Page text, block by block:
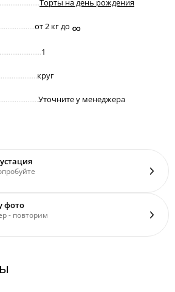
от 2 кг до ∞
1
круг
Уточните у менеджера
фото
- повторим